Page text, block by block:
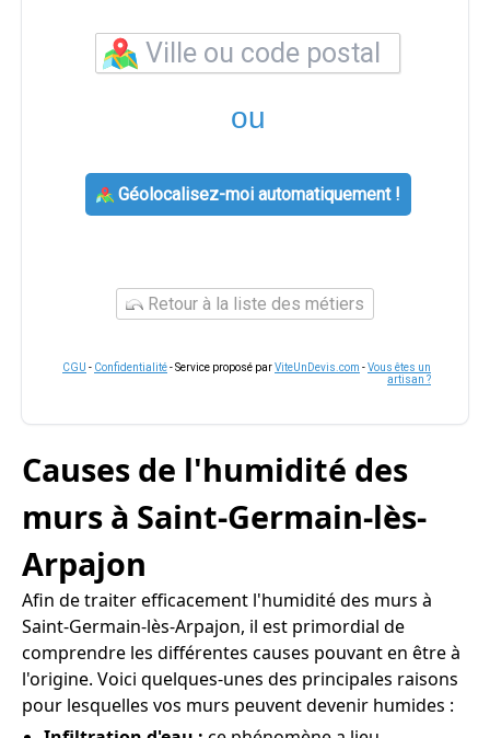
ou
Géolocalisez-moi automatiquement !
Retour à la liste des métiers
CGU - Confidentialité- Service proposé parViteUnDevis.com -Vous êtes un
artisan ?
Causes de l'humidité des
murs à Saint-Germain-lès-
Arpajon
Afin de traiter efficacement l'humidité des murs à
Saint-Germain-lès-Arpajon, il est primordial de
comprendre les différentes causes pouvant en être à
l'origine. Voici quelques-unes des principales raisons
pour lesquelles vos murs peuvent devenir humides :